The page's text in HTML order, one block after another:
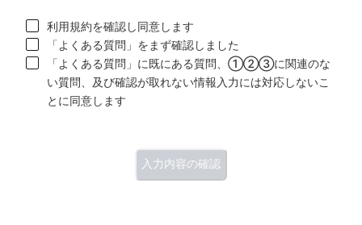
利用規約を確認し同意します
「よくある質問」をまず確認しました
「よくある質問」に既にある質問、①②③に関連のな
い質問、及び確認が取れない情報入力には対応しないこ
とに同意します